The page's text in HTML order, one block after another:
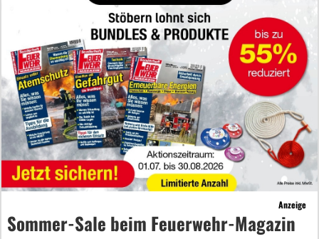
Anzeige
Sommer-Sale beim Feuerwehr-Magazin